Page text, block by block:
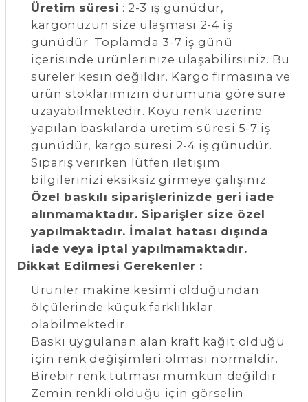
Üretim süresi : 2-3 iş günüdür,
kargonuzun size ulaşması 2-4 iş
günüdür. Toplamda 3-7 iş günü
içerisinde ürünlerinize ulaşabilirsiniz. Bu
süreler kesin değildir. Kargo firmasına ve
ürün stoklarımızın durumuna göre süre
uzayabilmektedir. Koyu renk üzerine
yapılan baskılarda üretim süresi 5-7 iş
günüdür, kargo süresi 2-4 iş günüdür.
Sipariş verirken lütfen iletişim
bilgilerinizi eksiksiz girmeye çalışınız.
Özel baskılı siparişlerinizde geri iade
alınmamaktadır. Siparişler size özel
yapılmaktadır. İmalat hatası dışında
iade veya iptal yapılmamaktadır.
Dikkat Edilmesi Gerekenler :
Ürünler makine kesimi olduğundan
ölçülerinde küçük farklılıklar
olabilmektedir.
Baskı uygulanan alan kraft kağıt olduğu
için renk değişimleri olması normaldir.
Birebir renk tutması mümkün değildir.
Zemin renkli olduğu için görselin